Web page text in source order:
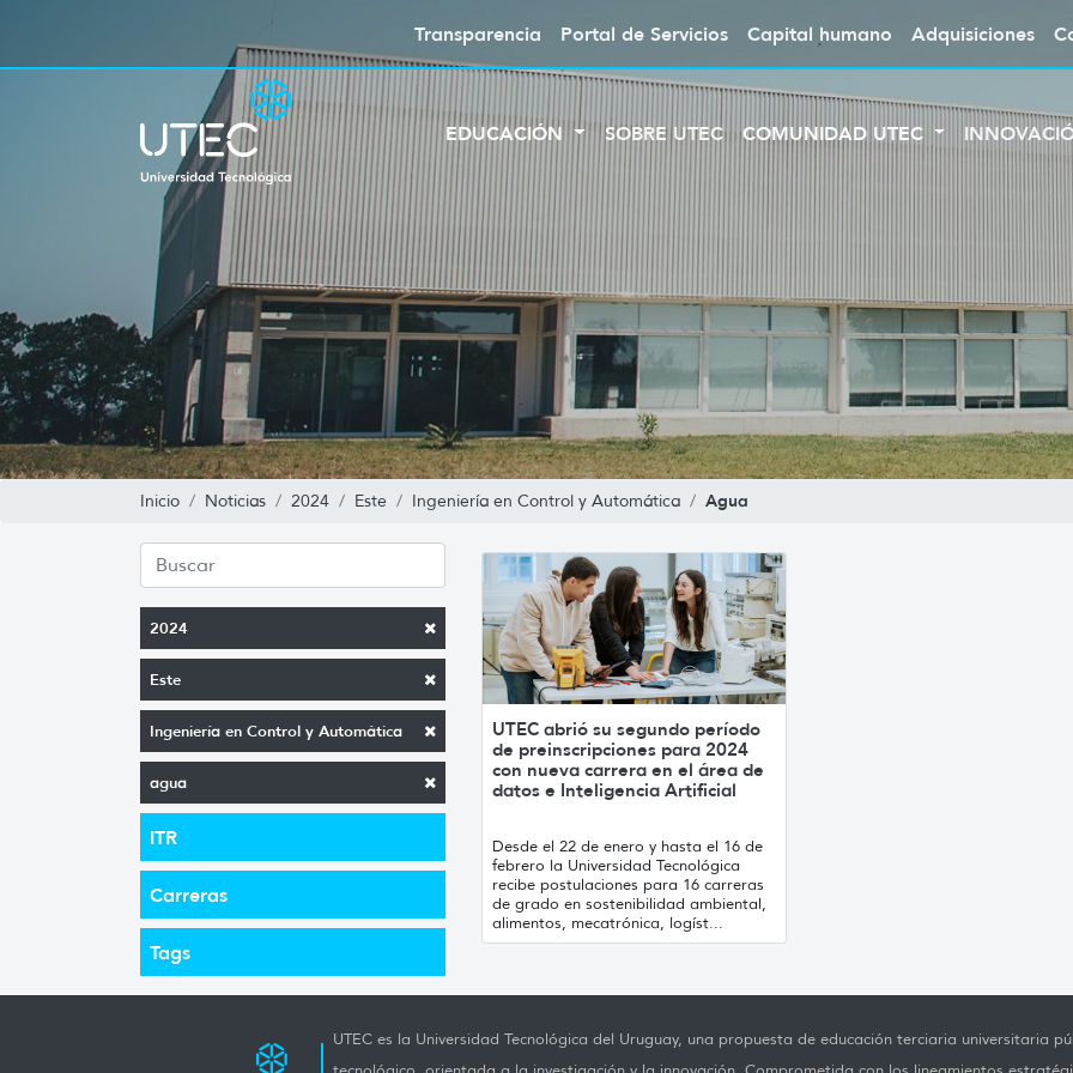
Transparencia Portal de Servicios Capital humano Adquisiciones
EDUCACIÓN SOBRE UTEC COMUNIDAD UTEC
Inicio Noticias 2024 Este Ingeniería en Control y Automática Agua
2024
Este
Ingeniería en Control y Automática
agua
ITR
Carreras
Tags
UTEC abrió su segundo período
de preinscripciones para 2024
con nueva carrera en el área de
datos e Inteligencia Artificial
Desde el 22 de enero y hasta el 16 de
febrero la Universidad Tecnológica
recibe postulaciones para 16 carreras
de grado en sostenibilidad ambiental,
alimentos, mecatrónica, logíst...
UTEC es la Universidad Tecnológica del Uruguay, una propuesta de educación terciaria universitaria